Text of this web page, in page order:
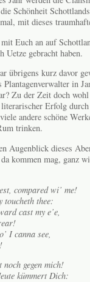
Schönheit
mit dieses
Euch an auf
Uetze gebracht haben.
übrigens kurz davor
Plantagenverwalter in
Zu der Zeit doch
Erfolg
andere schöne
trinken.
Augenblick dieses
kommen mag, ganz
compared wi’ me!
toucheth thee:
cast my e’e,
I canna see,
noch gegen mich!
kümmert Dich: